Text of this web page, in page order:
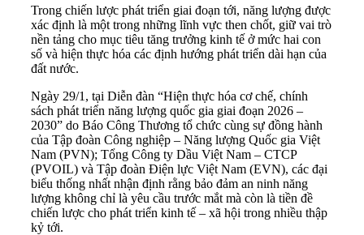
Trong chiến lược phát triển giai đoạn tới, năng lượng được
xác định là một trong những lĩnh vực then chốt, giữ vai trò
nền tảng cho mục tiêu tăng trưởng kinh tế ở mức hai con
số và hiện thực hóa các định hướng phát triển dài hạn của
đất nước.
Ngày 29/1, tại Diễn đàn “Hiện thực hóa cơ chế, chính
sách phát triển năng lượng quốc gia giai đoạn 2026 –
2030” do Báo Công Thương tổ chức cùng sự đồng hành
của Tập đoàn Công nghiệp – Năng lượng Quốc gia Việt
Nam (PVN); Tổng Công ty Dầu Việt Nam – CTCP
(PVOIL) và Tập đoàn Điện lực Việt Nam (EVN), các đại
biểu thống nhất nhận định rằng bảo đảm an ninh năng
lượng không chỉ là yêu cầu trước mắt mà còn là tiền đề
chiến lược cho phát triển kinh tế – xã hội trong nhiều thập
kỷ tới.